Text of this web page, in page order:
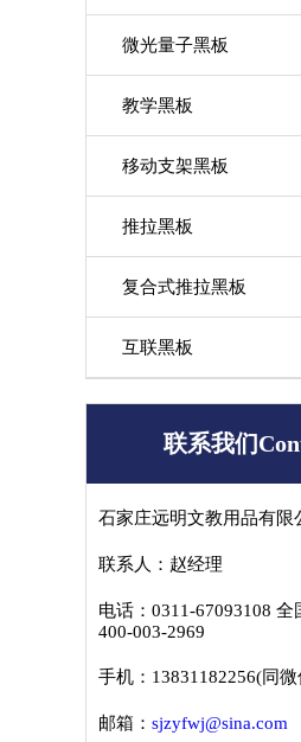
微光量子黑板
教学黑板
移动支架黑板
推拉黑板
复合式推拉黑板
互联黑板
联系我们
石家庄远明文教用品有限
联系人：赵经理
电话：0311-67093108 全
400-003-2969
手机：13831182256(同
邮箱： sjzyfwj@sina.com